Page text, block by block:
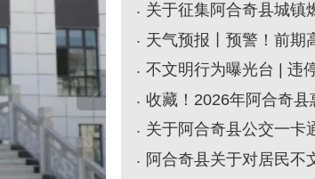
关于交存住宅专项维修资金的公告